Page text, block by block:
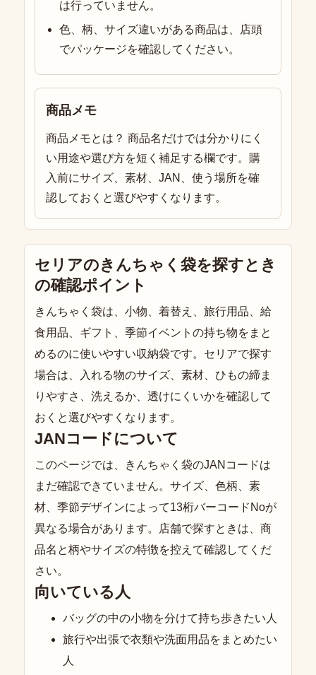
は行っていません。
色、柄、サイズ違いがある商品は、店頭
でパッケージを確認してください。
商品メモ
商品メモとは？ 商品名だけでは分かりにく
い用途や選び方を短く補足する欄です。購
入前にサイズ、素材、JAN、使う場所を確
認しておくと選びやすくなります。
セリアのきんちゃく袋を探すとき
の確認ポイント
きんちゃく袋は、小物、着替え、旅行用品、給
食用品、ギフト、季節イベントの持ち物をまと
めるのに使いやすい収納袋です。セリアで探す
場合は、入れる物のサイズ、素材、ひもの締ま
りやすさ、洗えるか、透けにくいかを確認して
おくと選びやすくなります。
JANコードについて
このページでは、きんちゃく袋のJANコードは
まだ確認できていません。サイズ、色柄、素
材、季節デザインによって13桁バーコードNoが
異なる場合があります。店舗で探すときは、商
品名と柄やサイズの特徴を控えて確認してくだ
さい。
向いている人
バッグの中の小物を分けて持ち歩きたい人
旅行や出張で衣類や洗面用品をまとめたい
人